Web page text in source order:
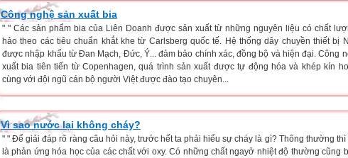
Công nghệ sản xuất bia
" " Các sản phẩm bia của Liên Doanh được sản xuất từ những nguyên liệu có chất
hảo theo các tiêu chuẩn khắt khe từ Carlsberg quốc tế. Hệ thống dây chuyền thiết bị
được nhập khẩu từ Đan Mạch, Đức, Ý... đảm bảo chính xác, đồng bộ và hiện đại. Công
xuất bia tiên tiến từ Copenhagen, quá trình sản xuất được tự động hóa và khép kín
cùng với đội ngũ cán bộ người Việt được đào tạo chuyên...
Vì sao nước lại không cháy?
" " Để giải đáp rõ ràng câu hỏi này, trước hết ta phải hiểu sự cháy là gì? Thông thường thì
là phản ứng hóa học của các chất với oxy. Có những chất ngayở nhiệt độ thường cũng